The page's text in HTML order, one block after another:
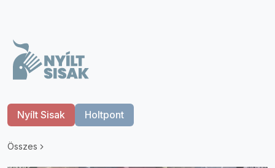
Nyílt Sisak Holtpont
Összes